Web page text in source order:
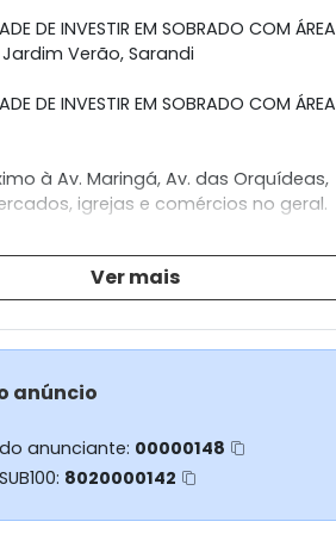
DE INVESTIR EM SOBRADO COM ÁREA
Jardim Verão, Sarandi
DE INVESTIR EM SOBRADO COM ÁREA
à Av. Maringá, Av. das Orquídeas,
igrejas e comércios no geral.
com:
com Churrasqueira;
Ver mais
anúncio
anunciante: 00000148
8020000142